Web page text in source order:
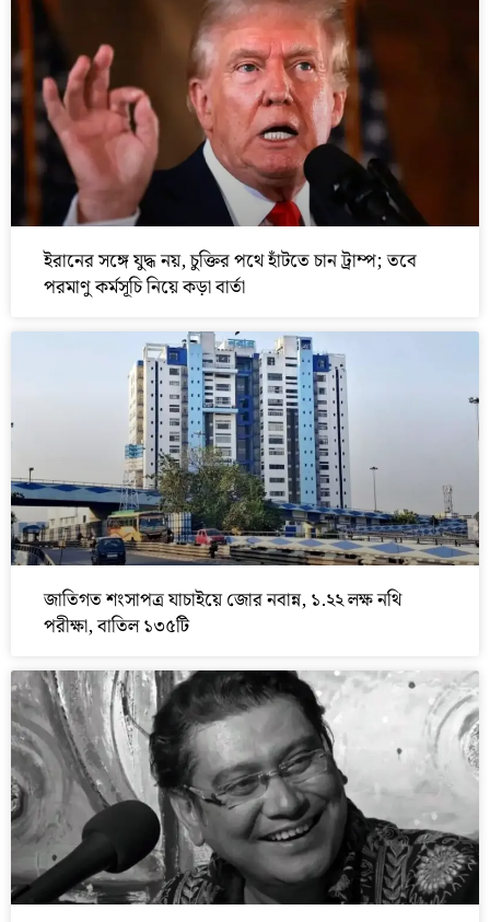
ইরানের সঙ্গে যুদ্ধ নয়, চুক্তির পথে হাঁটতে চান ট্রাম্প; তবে
পরমাণু কর্মসূচি নিয়ে কড়া বার্তা
জাতিগত শংসাপত্র যাচাইয়ে জোর নবান্ন, ১.২২ লক্ষ নথি
পরীক্ষা, বাতিল ১৩৫টি